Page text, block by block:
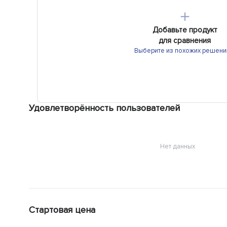
＋
Добавьте продукт
для сравнения
Выберите из похожих
Удовлетворённость пользователей
Нет данных
Стартовая цена